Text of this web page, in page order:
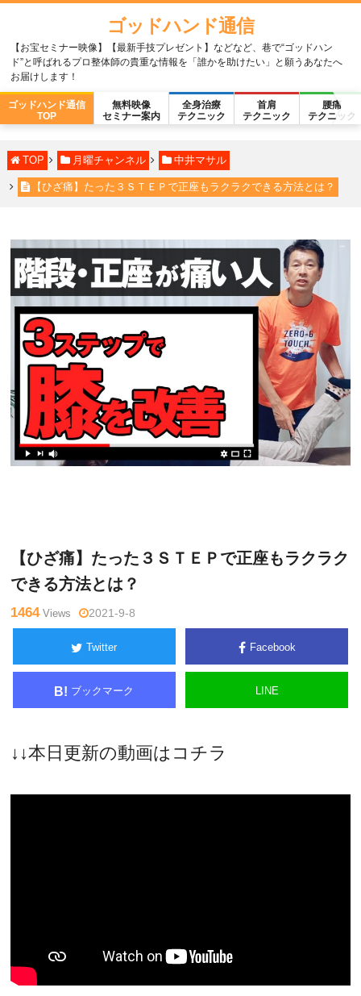
ゴッドハンド通信
【お宝セミナー映像】【最新手技プレゼント】などなど、巷で“ゴッドハン
ド”と呼ばれるプロ整体師の貴重な情報を「誰かを助けたい」と願うあなたへ
お届けします！
ゴッドハンド通信
TOP
無料映像
セミナー案内
全身治療
テクニック
首肩
テクニック
腰痛
テクニック
TOP 月曜チャンネル 中井マサル
【ひざ痛】たった３ＳＴＥＰで正座もラクラクできる方法とは？
【ひざ痛】たった３ＳＴＥＰで正座もラクラク
できる方法とは？
1464Views 2021-9-8
Twitter Facebook
B! ブックマーク LINE
↓↓本日更新の動画はコチラ